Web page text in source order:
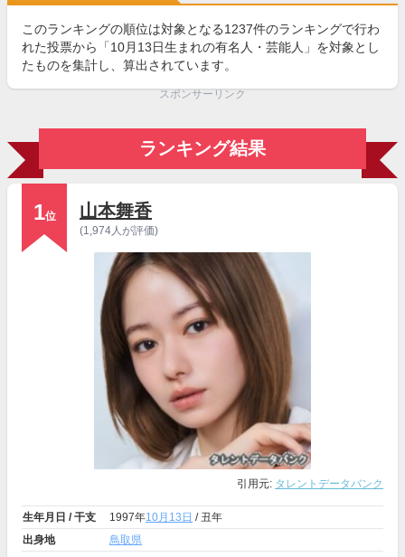
このランキングの順位は対象となる1237件のランキングで行わ
れた投票から「10月13日生まれの有名人・芸能人」を対象とし
たものを集計し、算出されています。
スポンサーリンク
ランキング結果
1位 山本舞香
(1,974人が評価)
引用元: タレントデータバンク
生年月日 / 干支 1997年10月13日 / 丑年
出身地
鳥取県